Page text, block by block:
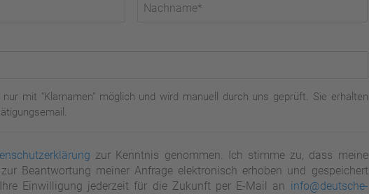
mit "Klarnamen" möglich und wird manuell durch uns geprüft. Sie erhalten
zur Kenntnis genommen. Ich stimme zu, dass meine
Beantwortung meiner Anfrage elektronisch erhoben und gespeichert
Einwilligung jederzeit für die Zukunft per E-Mail an info@deutsche-